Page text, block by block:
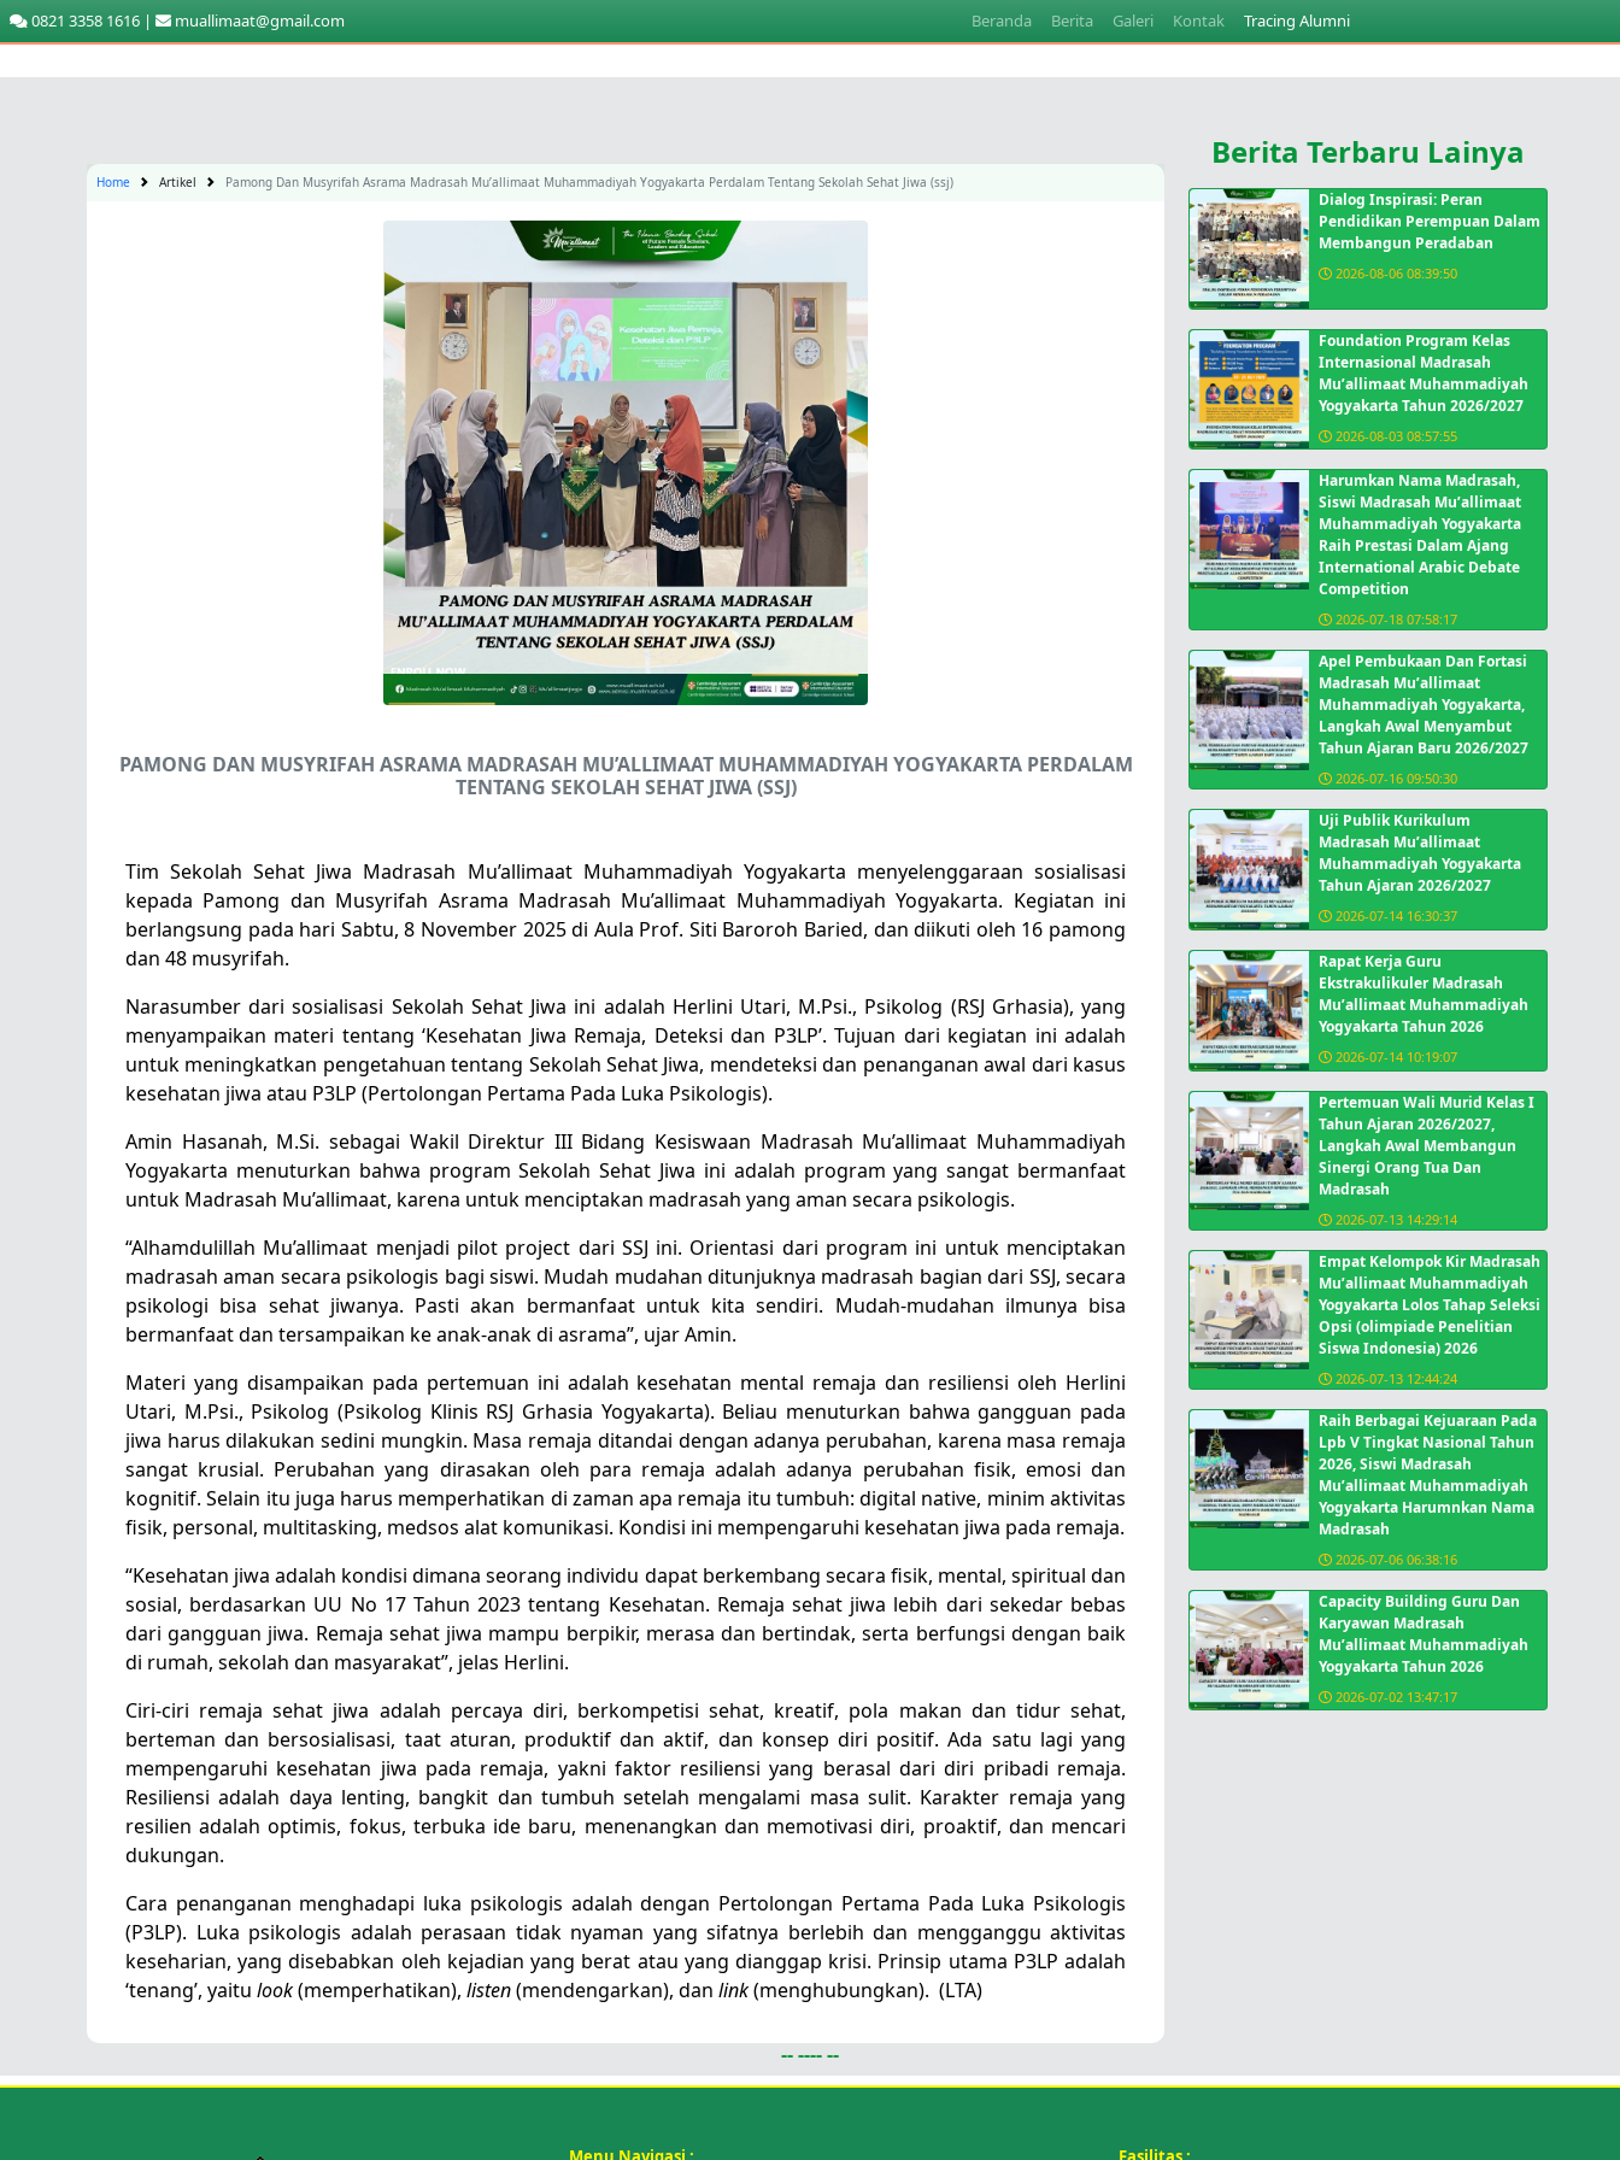
0821 3358 1616 | muallimaat@gmail.com Beranda Berita Galeri Kontak Tracing Alumni
Home Artikel Pamong Dan Musyrifah Asrama Madrasah Mu’allimaat Muhammadiyah Yogyakarta Perdalam Tentang Sekolah Sehat Jiwa (ssj)
PAMONG DAN MUSYRIFAH ASRAMA MADRASAH MU’ALLIMAAT MUHAMMADIYAH YOGYAKARTA PERDALAM
TENTANG SEKOLAH SEHAT JIWA (SSJ)
Tim Sekolah Sehat Jiwa Madrasah Mu’allimaat Muhammadiyah Yogyakarta menyelenggaraan sosialisasi
kepada Pamong dan Musyrifah Asrama Madrasah Mu’allimaat Muhammadiyah Yogyakarta. Kegiatan ini
berlangsung pada hari Sabtu, 8 November 2025 di Aula Prof. Siti Baroroh Baried, dan diikuti oleh 16 pamong
dan 48 musyrifah.
Narasumber dari sosialisasi Sekolah Sehat Jiwa ini adalah Herlini Utari, M.Psi., Psikolog (RSJ Grhasia), yang
menyampaikan materi tentang ‘Kesehatan Jiwa Remaja, Deteksi dan P3LP’. Tujuan dari kegiatan ini adalah
untuk meningkatkan pengetahuan tentang Sekolah Sehat Jiwa, mendeteksi dan penanganan awal dari kasus
kesehatan jiwa atau P3LP (Pertolongan Pertama Pada Luka Psikologis).
Amin Hasanah, M.Si. sebagai Wakil Direktur III Bidang Kesiswaan Madrasah Mu’allimaat Muhammadiyah
Yogyakarta menuturkan bahwa program Sekolah Sehat Jiwa ini adalah program yang sangat bermanfaat
untuk Madrasah Mu’allimaat, karena untuk menciptakan madrasah yang aman secara psikologis.
“Alhamdulillah Mu’allimaat menjadi pilot project dari SSJ ini. Orientasi dari program ini untuk menciptakan
madrasah aman secara psikologis bagi siswi. Mudah mudahan ditunjuknya madrasah bagian dari SSJ, secara
psikologi bisa sehat jiwanya. Pasti akan bermanfaat untuk kita sendiri. Mudah-mudahan ilmunya bisa
bermanfaat dan tersampaikan ke anak-anak di asrama”, ujar Amin.
Materi yang disampaikan pada pertemuan ini adalah kesehatan mental remaja dan resiliensi oleh Herlini
Utari, M.Psi., Psikolog (Psikolog Klinis RSJ Grhasia Yogyakarta). Beliau menuturkan bahwa gangguan pada
jiwa harus dilakukan sedini mungkin. Masa remaja ditandai dengan adanya perubahan, karena masa remaja
sangat krusial. Perubahan yang dirasakan oleh para remaja adalah adanya perubahan fisik, emosi dan
kognitif. Selain itu juga harus memperhatikan di zaman apa remaja itu tumbuh: digital native, minim aktivitas
fisik, personal, multitasking, medsos alat komunikasi. Kondisi ini mempengaruhi kesehatan jiwa pada remaja.
“Kesehatan jiwa adalah kondisi dimana seorang individu dapat berkembang secara fisik, mental, spiritual dan
sosial, berdasarkan UU No 17 Tahun 2023 tentang Kesehatan. Remaja sehat jiwa lebih dari sekedar bebas
dari gangguan jiwa. Remaja sehat jiwa mampu berpikir, merasa dan bertindak, serta berfungsi dengan baik
di rumah, sekolah dan masyarakat”, jelas Herlini.
Ciri-ciri remaja sehat jiwa adalah percaya diri, berkompetisi sehat, kreatif, pola makan dan tidur sehat,
berteman dan bersosialisasi, taat aturan, produktif dan aktif, dan konsep diri positif. Ada satu lagi yang
mempengaruhi kesehatan jiwa pada remaja, yakni faktor resiliensi yang berasal dari diri pribadi remaja.
Resiliensi adalah daya lenting, bangkit dan tumbuh setelah mengalami masa sulit. Karakter remaja yang
resilien adalah optimis, fokus, terbuka ide baru, menenangkan dan memotivasi diri, proaktif, dan mencari
dukungan.
Cara penanganan menghadapi luka psikologis adalah dengan Pertolongan Pertama Pada Luka Psikologis
(P3LP). Luka psikologis adalah perasaan tidak nyaman yang sifatnya berlebih dan mengganggu aktivitas
keseharian, yang disebabkan oleh kejadian yang berat atau yang dianggap krisi. Prinsip utama P3LP adalah
‘tenang’, yaitu look(memperhatikan), listen(mendengarkan), dan link(menghubungkan). (LTA)
Berita Terbaru Lainya
Dialog Inspirasi: Peran
Pendidikan Perempuan Dalam
Membangun Peradaban
2026-08-06 08:39:50
Foundation Program Kelas
Internasional Madrasah
Mu’allimaat Muhammadiyah
Yogyakarta Tahun 2026/2027
2026-08-03 08:57:55
Harumkan Nama Madrasah,
Siswi Madrasah Mu’allimaat
Muhammadiyah Yogyakarta
Raih Prestasi Dalam Ajang
International Arabic Debate
Competition
2026-07-18 07:58:17
Apel Pembukaan Dan Fortasi
Madrasah Mu’allimaat
Muhammadiyah Yogyakarta,
Langkah Awal Menyambut
Tahun Ajaran Baru 2026/2027
2026-07-16 09:50:30
Uji Publik Kurikulum
Madrasah Mu’allimaat
Muhammadiyah Yogyakarta
Tahun Ajaran 2026/2027
2026-07-14 16:30:37
Rapat Kerja Guru
Ekstrakulikuler Madrasah
Mu’allimaat Muhammadiyah
Yogyakarta Tahun 2026
2026-07-14 10:19:07
Pertemuan Wali Murid Kelas I
Tahun Ajaran 2026/2027,
Langkah Awal Membangun
Sinergi Orang Tua Dan
Madrasah
2026-07-13 14:29:14
Empat Kelompok Kir Madrasah
Mu’allimaat Muhammadiyah
Yogyakarta Lolos Tahap Seleksi
Opsi (olimpiade Penelitian
Siswa Indonesia) 2026
2026-07-13 12:44:24
Raih Berbagai Kejuaraan Pada
Lpb V Tingkat Nasional Tahun
2026, Siswi Madrasah
Mu’allimaat Muhammadiyah
Yogyakarta Harumnkan Nama
Madrasah
2026-07-06 06:38:16
Capacity Building Guru Dan
Karyawan Madrasah
Mu’allimaat Muhammadiyah
Yogyakarta Tahun 2026
2026-07-02 13:47:17
-- ---- --